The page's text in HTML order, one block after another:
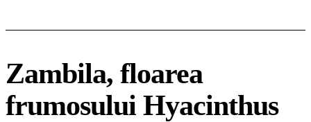
Zambila, floarea
frumosului Hyacinthus